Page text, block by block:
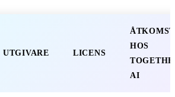
UTGIVARE LICENS
ÅTKOMST
HOS
AI